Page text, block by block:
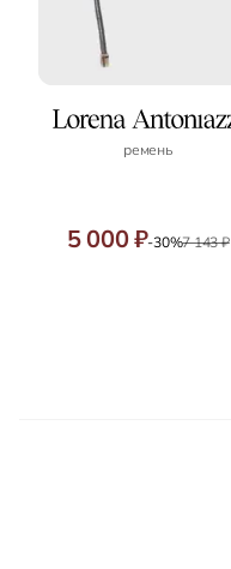
ремень
5 000 ₽-30%7 143 ₽